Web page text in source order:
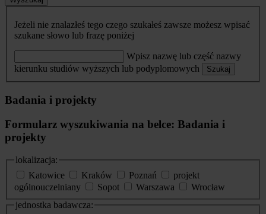
Jeżeli nie znalazłeś tego czego szukałeś zawsze możesz wpisać
szukane słowo lub frazę poniżej
Wpisz nazwę lub część nazwy
kierunku studiów wyższych lub podyplomowych
Szukaj
Badania i projekty
Formularz wyszukiwania na belce: Badania i
projekty
lokalizacja:
Katowice
Kraków Poznań
projekt
ogólnouczelniany
Sopot Warszawa
Wrocław
jednostka badawcza: